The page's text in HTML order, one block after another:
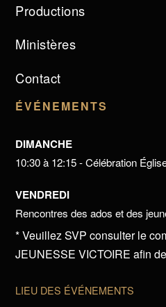
Productions
Ministères
Contact
ÉVÉNEMENTS
DIMANCHE
10:30 à 12:15 - Célébration
VENDREDI
Rencontres des ados et des
* Veuillez SVP consulter le
JEUNESSE VICTOIRE afin
LIEU DES ÉVÉNEMENTS